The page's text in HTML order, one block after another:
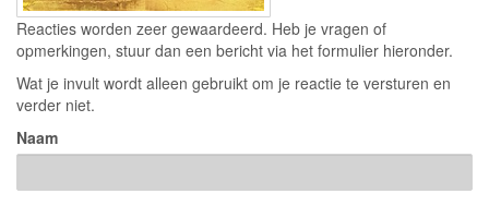
Reacties worden zeer gewaardeerd. Heb je vragen of
opmerkingen, stuur dan een bericht via het formulier hieronder.
Wat je invult wordt alleen gebruikt om je reactie te versturen en
verder niet.
Naam